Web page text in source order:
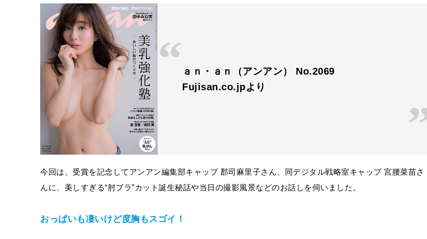
ａｎ・ａｎ（アンアン） No.2069
Fujisan.co.jpより
今回は、受賞を記念してアンアン編集部キャップ 郡司麻里子さん、同デジタル戦略室キャップ 宮腰菜苗さ
んに、美しすぎる“肘ブラ”カット誕生秘話や当日の撮影風景などのお話しを伺いました。
おっぱいも凄いけど度胸もスゴイ！